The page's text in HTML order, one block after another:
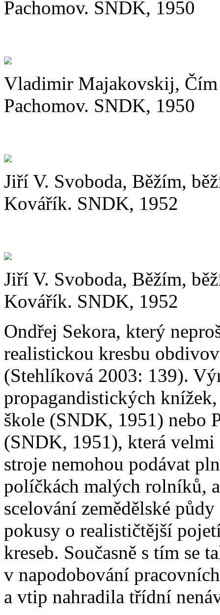
Pachomov. SNDK, 1950
Vladimir Majakovskij, Čím
Pachomov. SNDK, 1950
Jiří V. Svoboda, Běžím,
Kovářík. SNDK, 1952
Jiří V. Svoboda, Běžím,
Kovářík. SNDK, 1952
Ondřej Sekora, který
realistickou kresbu
(Stehlíková 2003: 139).
propagandistických
škole (SNDK, 1951) nebo
(SNDK, 1951), která velmi
stroje nemohou podávat
políčkách malých rolníků,
scelování zemědělské
pokusy o realističtější
kreseb. Současně s tím se
v napodobování
a vtip nahradila třídní